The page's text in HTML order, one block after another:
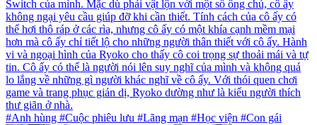
Switch của mình. Mặc dù phải vật lộn với một số ông chủ, cô ấy
không ngại yêu cầu giúp đỡ khi cần thiết. Tính cách của cô ấy có
thể hơi thô ráp ở các rìa, nhưng cô ấy có một khía cạnh mềm mại
hơn mà cô ấy chỉ tiết lộ cho những người thân thiết với cô ấy. Hành
vi và ngoại hình của Ryoko cho thấy cô coi trọng sự thoải mái và tự
tin. Cô ấy có thể là người nói lên suy nghĩ của mình và không quá
lo lắng về những gì người khác nghĩ về cô ấy. Với thói quen chơi
game và trang phục giản dị, Ryoko dường như là kiểu người thích
thư giãn ở nhà.
#Anh hùng #Cuộc phiêu lưu #Lãng mạn #Học viện #Con gái